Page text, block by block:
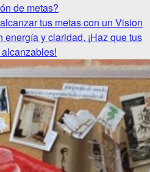
de metas?
tus metas con un Vision
y claridad. ¡Haz que tus